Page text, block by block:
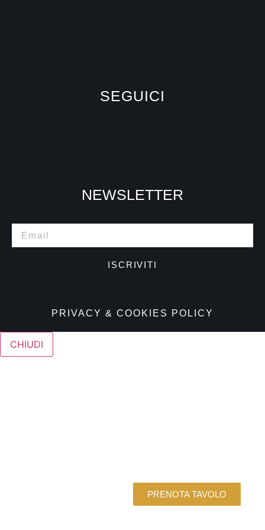
SEGUICI
NEWSLETTER
ISCRIVITI
PRIVACY & COOKIES POLICY
PRENOTA TAVOLO
CHIUDI